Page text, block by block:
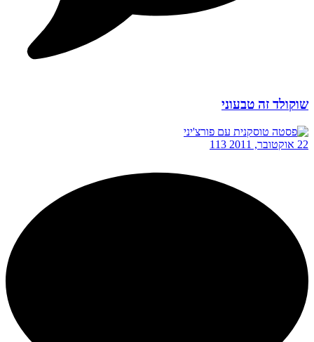
שוקולד זה טבעוני
22 אוקטובר, 2011 113